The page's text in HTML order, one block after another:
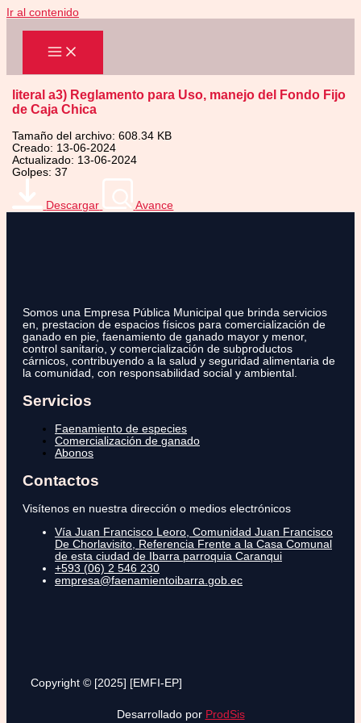
Ir al contenido
literal a3) Reglamento para Uso, manejo del Fondo Fijo
de Caja Chica
Tamaño del archivo: 608.34 KB
Creado: 13-06-2024
Actualizado: 13-06-2024
Golpes: 37
Descargar Avance
Somos una Empresa Pública Municipal que brinda servicios
en, prestacion de espacios físicos para comercialización de
ganado en pie, faenamiento de ganado mayor y menor,
control sanitario, y comercialización de subproductos
cárnicos, contribuyendo a la salud y seguridad alimentaria de
la comunidad, con responsabilidad social y ambiental.
Servicios
Faenamiento de especies
Comercialización de ganado
Abonos
Contactos
Visítenos en nuestra dirección o medios electrónicos
Vía Juan Francisco Leoro, Comunidad Juan Francisco
De Chorlavisito, Referencia Frente a la Casa Comunal
de esta ciudad de Ibarra parroquia Caranqui
+593 (06) 2 546 230
empresa@faenamientoibarra.gob.ec
Copyright © [2025] [EMFI-EP]
Desarrollado por ProdSis